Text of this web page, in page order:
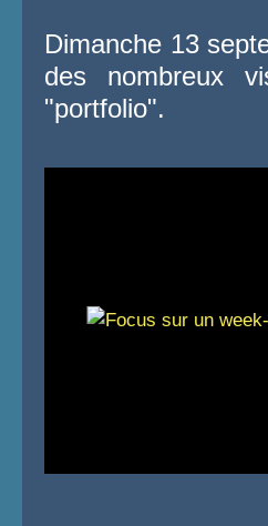
Dimanche 13
des nombreux
"portfolio".